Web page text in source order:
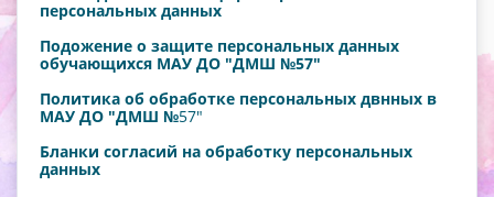
персональных данных
Подожение о защите персональных данных
обучающихся МАУ ДО "ДМШ №57"
Политика об обработке персональных двнных в
МАУ ДО "ДМШ №57"
Бланки согласий на обработку персональных
данных